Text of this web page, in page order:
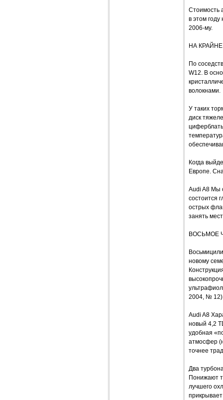
Стоимость
в этом
2006-му.
НА
По
W12. В
волокнами.
У таких
диск
Когда
Европе.
Audi A8 Мы
состоится
острых
занять
ВОСЬМОЕ
новому
2004, №
Audi A8
новый 4,2
удобная
атмосфер
точнее
Два
Понижают
лучшего